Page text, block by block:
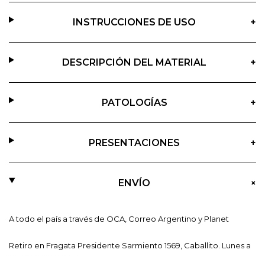
INSTRUCCIONES DE USO +
DESCRIPCIÓN DEL MATERIAL +
PATOLOGÍAS +
PRESENTACIONES +
ENVÍO +
A todo el país a través de OCA, Correo Argentino y Planet
Retiro en Fragata Presidente Sarmiento 1569, Caballito. Lunes a